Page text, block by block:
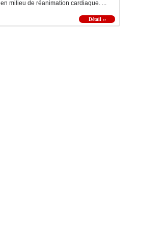
en milieu de réanimation cardiaque. ...
Détail ››